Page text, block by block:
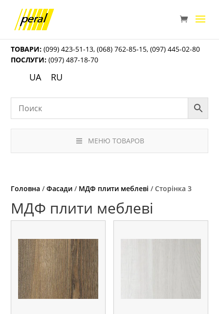
ТОВАРИ: (099) 423-51-13,(068) 762-85-15,(097) 445-02-80
ПОСЛУГИ: (097) 487-18-70
UA RU
МЕНЮ ТОВАРОВ
Головна /Фасади / МДФ плити меблеві / Сторінка 3
МДФ плити меблеві